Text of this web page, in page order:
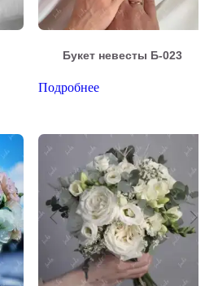
Букет невесты Б-023
Подробнее